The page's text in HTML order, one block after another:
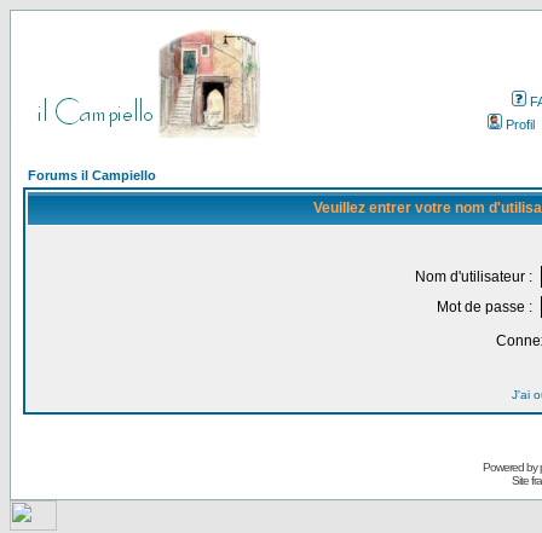
Profil
Forums il Campiello
Veuillez entrer votre nom
Nom d'utilisateur :
Mot de passe :
J'ai
Powered by
Site